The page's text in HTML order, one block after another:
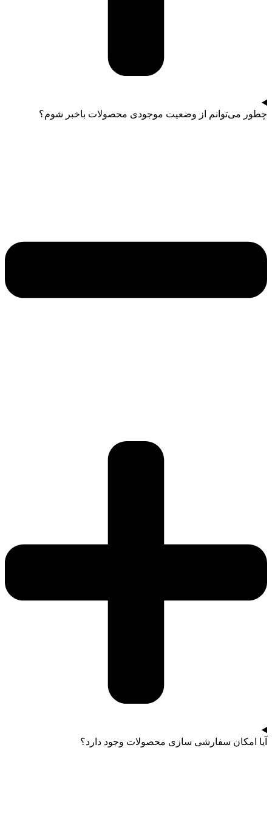
چطور می‌توانم از وضعیت موجودی محصولات باخبر شوم؟
آیا امکان سفارشی سازی محصولات وجود دارد؟